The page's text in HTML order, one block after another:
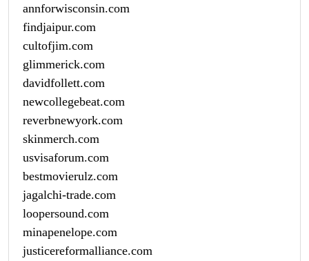
annforwisconsin.com
findjaipur.com
cultofjim.com
glimmerick.com
davidfollett.com
newcollegebeat.com
reverbnewyork.com
skinmerch.com
usvisaforum.com
bestmovierulz.com
jagalchi-trade.com
loopersound.com
minapenelope.com
justicereformalliance.com